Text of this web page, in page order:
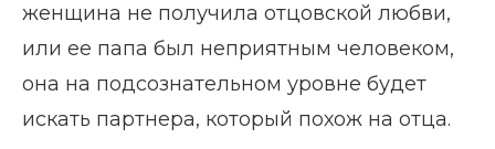
женщина не получила отцовской любви,
или ее папа был неприятным человеком,
она на подсознательном уровне будет
искать партнера, который похож на отца.